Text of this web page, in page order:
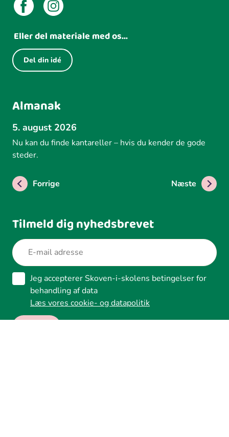
Eller del materiale med os...
Del din idé
Almanak
5. august 2026
Nu kan du finde kantareller – hvis du kender de gode
steder.
Forrige Næste
Tilmeld dig nyhedsbrevet
Jeg accepterer Skoven-i-skolens betingelser for
behandling af data
Læs vores cookie- og datapolitik